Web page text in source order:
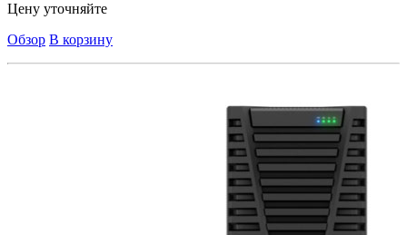
Цену уточняйте
Обзор В корзину